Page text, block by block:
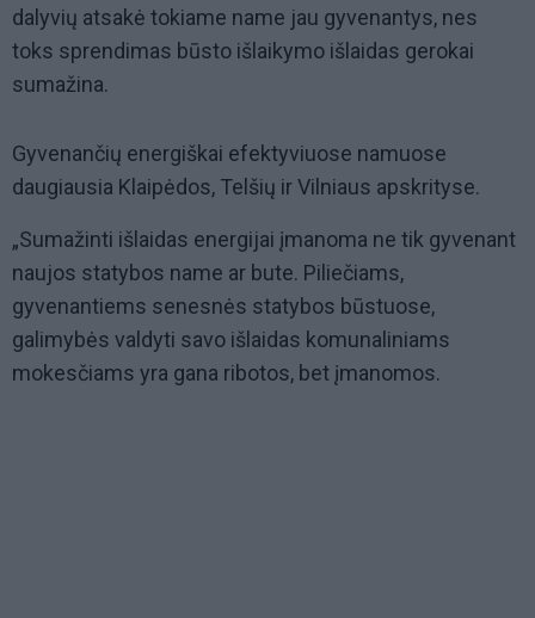
dalyvių atsakė tokiame name jau gyvenantys, nes
toks sprendimas būsto išlaikymo išlaidas gerokai
sumažina.
Gyvenančių energiškai efektyviuose namuose
daugiausia Klaipėdos, Telšių ir Vilniaus apskrityse.
„Sumažinti išlaidas energijai įmanoma ne tik gyvenant
naujos statybos name ar bute. Piliečiams,
gyvenantiems senesnės statybos būstuose,
galimybės valdyti savo išlaidas komunaliniams
mokesčiams yra gana ribotos, bet įmanomos.